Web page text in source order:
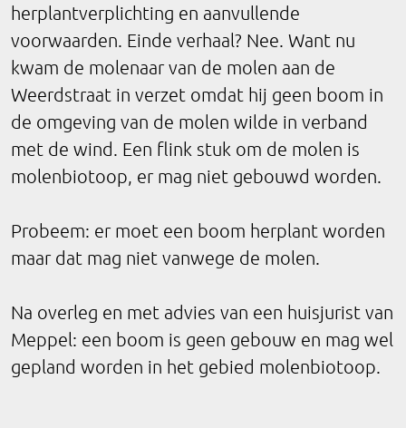
herplantverplichting en aanvullende
voorwaarden. Einde verhaal? Nee. Want nu
kwam de molenaar van de molen aan de
Weerdstraat in verzet omdat hij geen boom in
de omgeving van de molen wilde in verband
met de wind. Een flink stuk om de molen is
molenbiotoop, er mag niet gebouwd worden.
Probeem: er moet een boom herplant worden
maar dat mag niet vanwege de molen.
Na overleg en met advies van een huisjurist van
Meppel: een boom is geen gebouw en mag wel
gepland worden in het gebied molenbiotoop.